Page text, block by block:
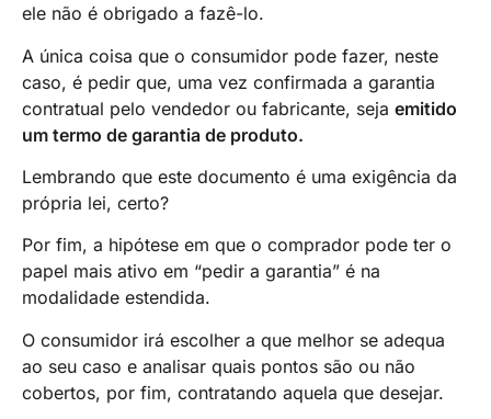
ele não é obrigado a fazê-lo.
A única coisa que o consumidor pode fazer, neste
caso, é pedir que, uma vez confirmada a garantia
contratual pelo vendedor ou fabricante, seja emitido
um termo de garantia de produto.
Lembrando que este documento é uma exigência da
própria lei, certo?
Por fim, a hipótese em que o comprador pode ter o
papel mais ativo em “pedir a garantia” é na
modalidade estendida.
O consumidor irá escolher a que melhor se adequa
ao seu caso e analisar quais pontos são ou não
cobertos, por fim, contratando aquela que desejar.